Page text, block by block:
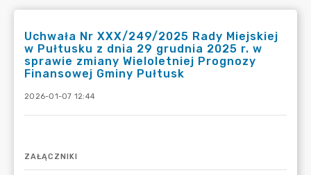
Uchwała Nr XXX/249/2025 Rady Miejskiej
w Pułtusku z dnia 29 grudnia 2025 r. w
sprawie zmiany Wieloletniej Prognozy
Finansowej Gminy Pułtusk
2026-01-07 12:44
ZAŁĄCZNIKI